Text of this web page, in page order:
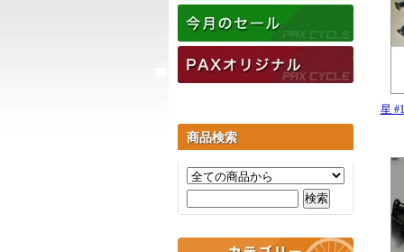
商品検索
星